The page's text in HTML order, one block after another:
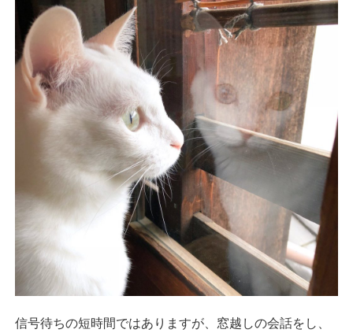
信号待ちの短時間ではありますが、窓越しの会話をし、